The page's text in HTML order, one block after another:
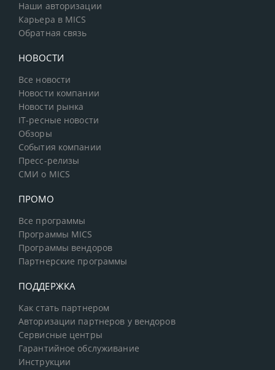
Наши авторизации
Карьера в MICS
Обратная связь
НОВОСТИ
Все новости
Новости компании
Новости рынка
IT-ресные новости
Обзоры
События компании
Пресс-релизы
СМИ о MICS
ПРОМО
Все программы
Программы MICS
Программы вендоров
Партнерские программы
ПОДДЕРЖКА
Как стать партнером
Авторизации партнеров у вендоров
Сервисные центры
Гарантийное обслуживание
Инструкции